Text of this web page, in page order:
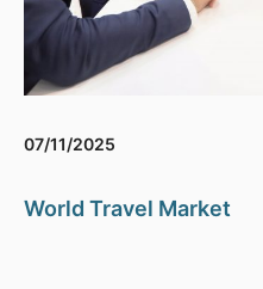
07/11/2025
World Travel Market